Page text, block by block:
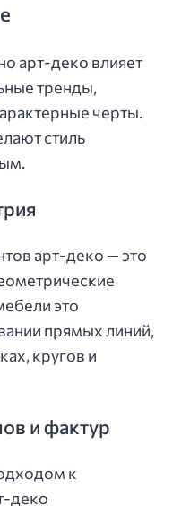
арт-деко влияет
тренды,
черты.
стиль
арт-деко — это
это
прямых линий,
кругов и
и фактур
к
деко